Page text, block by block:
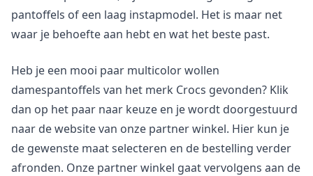
pantoffels of een laag instapmodel. Het is maar net
waar je behoefte aan hebt en wat het beste past.
Heb je een mooi paar multicolor wollen
damespantoffels van het merk Crocs gevonden? Klik
dan op het paar naar keuze en je wordt doorgestuurd
naar de website van onze partner winkel. Hier kun je
de gewenste maat selecteren en de bestelling verder
afronden. Onze partner winkel gaat vervolgens aan de